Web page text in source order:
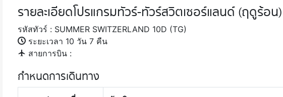
รายละเอียดโปรแกรมทัวร์-ทัวร์สวิตเซอร์แลนด์ (ฤดูร้อน)
รหัสทัวร์ : SUMMER SWITZERLAND 10D (TG)
ระยะเวลา 10 วัน 7 คืน
สายการบิน :
กำหนดการเดินทาง